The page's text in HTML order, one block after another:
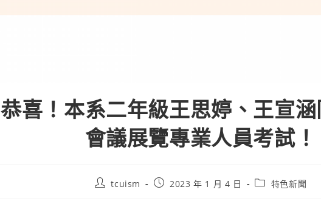
恭喜！本系二年級王思婷、王宣
會議展覽專業人員考試！
tcuism 2023 年 1 月 4 日 特色新聞